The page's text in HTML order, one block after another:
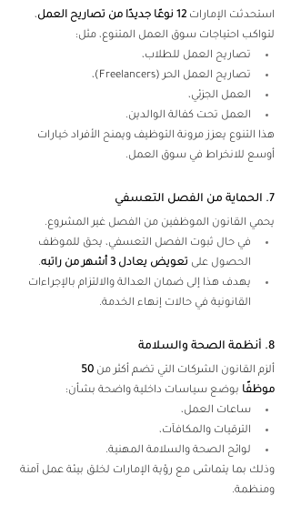
استحدثت الإمارات 12 نوعًا جديدًا من تصاريح العمل
،
لتواكب احتياجات سوق العمل المتنوع، مثل:
تصاريح العمل للطلاب،
تصاريح العمل الحر (Freelancers)،
العمل الجزئي،
العمل تحت كفالة الوالدين.
هذا التنوع يعزز مرونة التوظيف ويمنح الأفراد خيارات
أوسع للانخراط في سوق العمل.
7. الحماية من الفصل التعسفي
يحمي القانون الموظفين من الفصل غير المشروع.
في حال ثبوت الفصل التعسفي، يحق للموظف
الحصول على تعويض يعادل 3 أشهر من راتبه
.
يهدف هذا إلى ضمان العدالة والالتزام بالإجراءات
القانونية في حالات إنهاء الخدمة.
8. أنظمة الصحة والسلامة
ألزم القانون الشركات التي تضم أكثر من
موظفًا بوضع سياسات داخلية واضحة بشأن:
ساعات العمل،
الترقيات والمكافآت،
لوائح الصحة والسلامة المهنية.
وذلك بما يتماشى مع رؤية الإمارات لخلق بيئة عمل آمنة
ومنظمة.